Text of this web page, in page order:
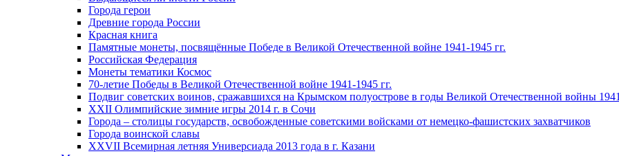
Города герои
Древние города России
Красная книга
Памятные монеты, посвящённые Победе в Великой Отечественной войне 1941-1945 гг.
Российская Федерация
Монеты тематики Космос
70-летие Победы в Великой Отечественной войне 1941-1945 гг.
Подвиг советских воинов, сражавшихся на Крымском полуострове в годы Великой Отечественной войны
XXII Олимпийские зимние игры 2014 г. в Сочи
Города – столицы государств, освобожденные советскими войсками от немецко-фашистских захватчиков
Города воинской славы
XXVII Всемирная летняя Универсиада 2013 года в г. Казани